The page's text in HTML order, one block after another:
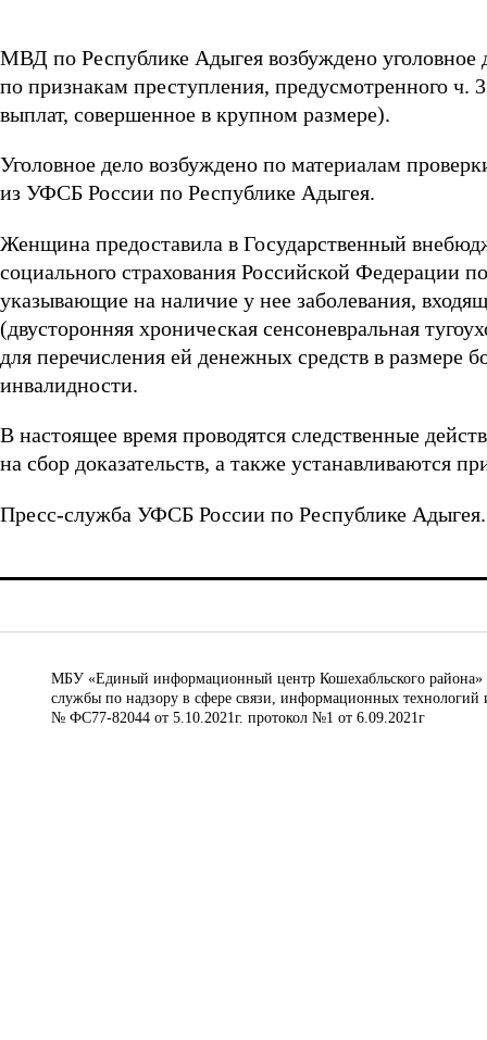
МВД по Республике Адыгея возбуждено
по признакам преступления, предусмотренного
выплат, совершенное в крупном размере).
Уголовное дело возбуждено по материалам
из УФСБ России по Республике Адыгея.
Женщина предоставила в Государственный
социального страхования Российской Федерации
указывающие на наличие у нее заболевания,
(двусторонняя хроническая сенсоневральная
для перечисления ей денежных средств в размере
инвалидности.
В настоящее время проводятся следственные
на сбор доказательств, а также устанавливаются
Пресс-служба УФСБ России по Республике Адыгея.
МБУ «Единый информационный центр Кошехабльского района»
службы по надзору в сфере связи, информационных
№ ФС77-82044 от 5.10.2021г. протокол №1 от 6.09.2021г